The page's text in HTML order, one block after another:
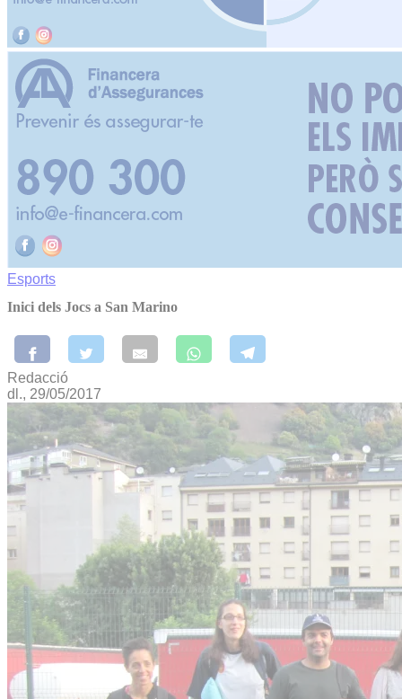
Esports
Inici dels Jocs a San Marino
Redacció
dl., 29/05/2017